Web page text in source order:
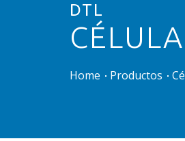
DTL
Home Productos